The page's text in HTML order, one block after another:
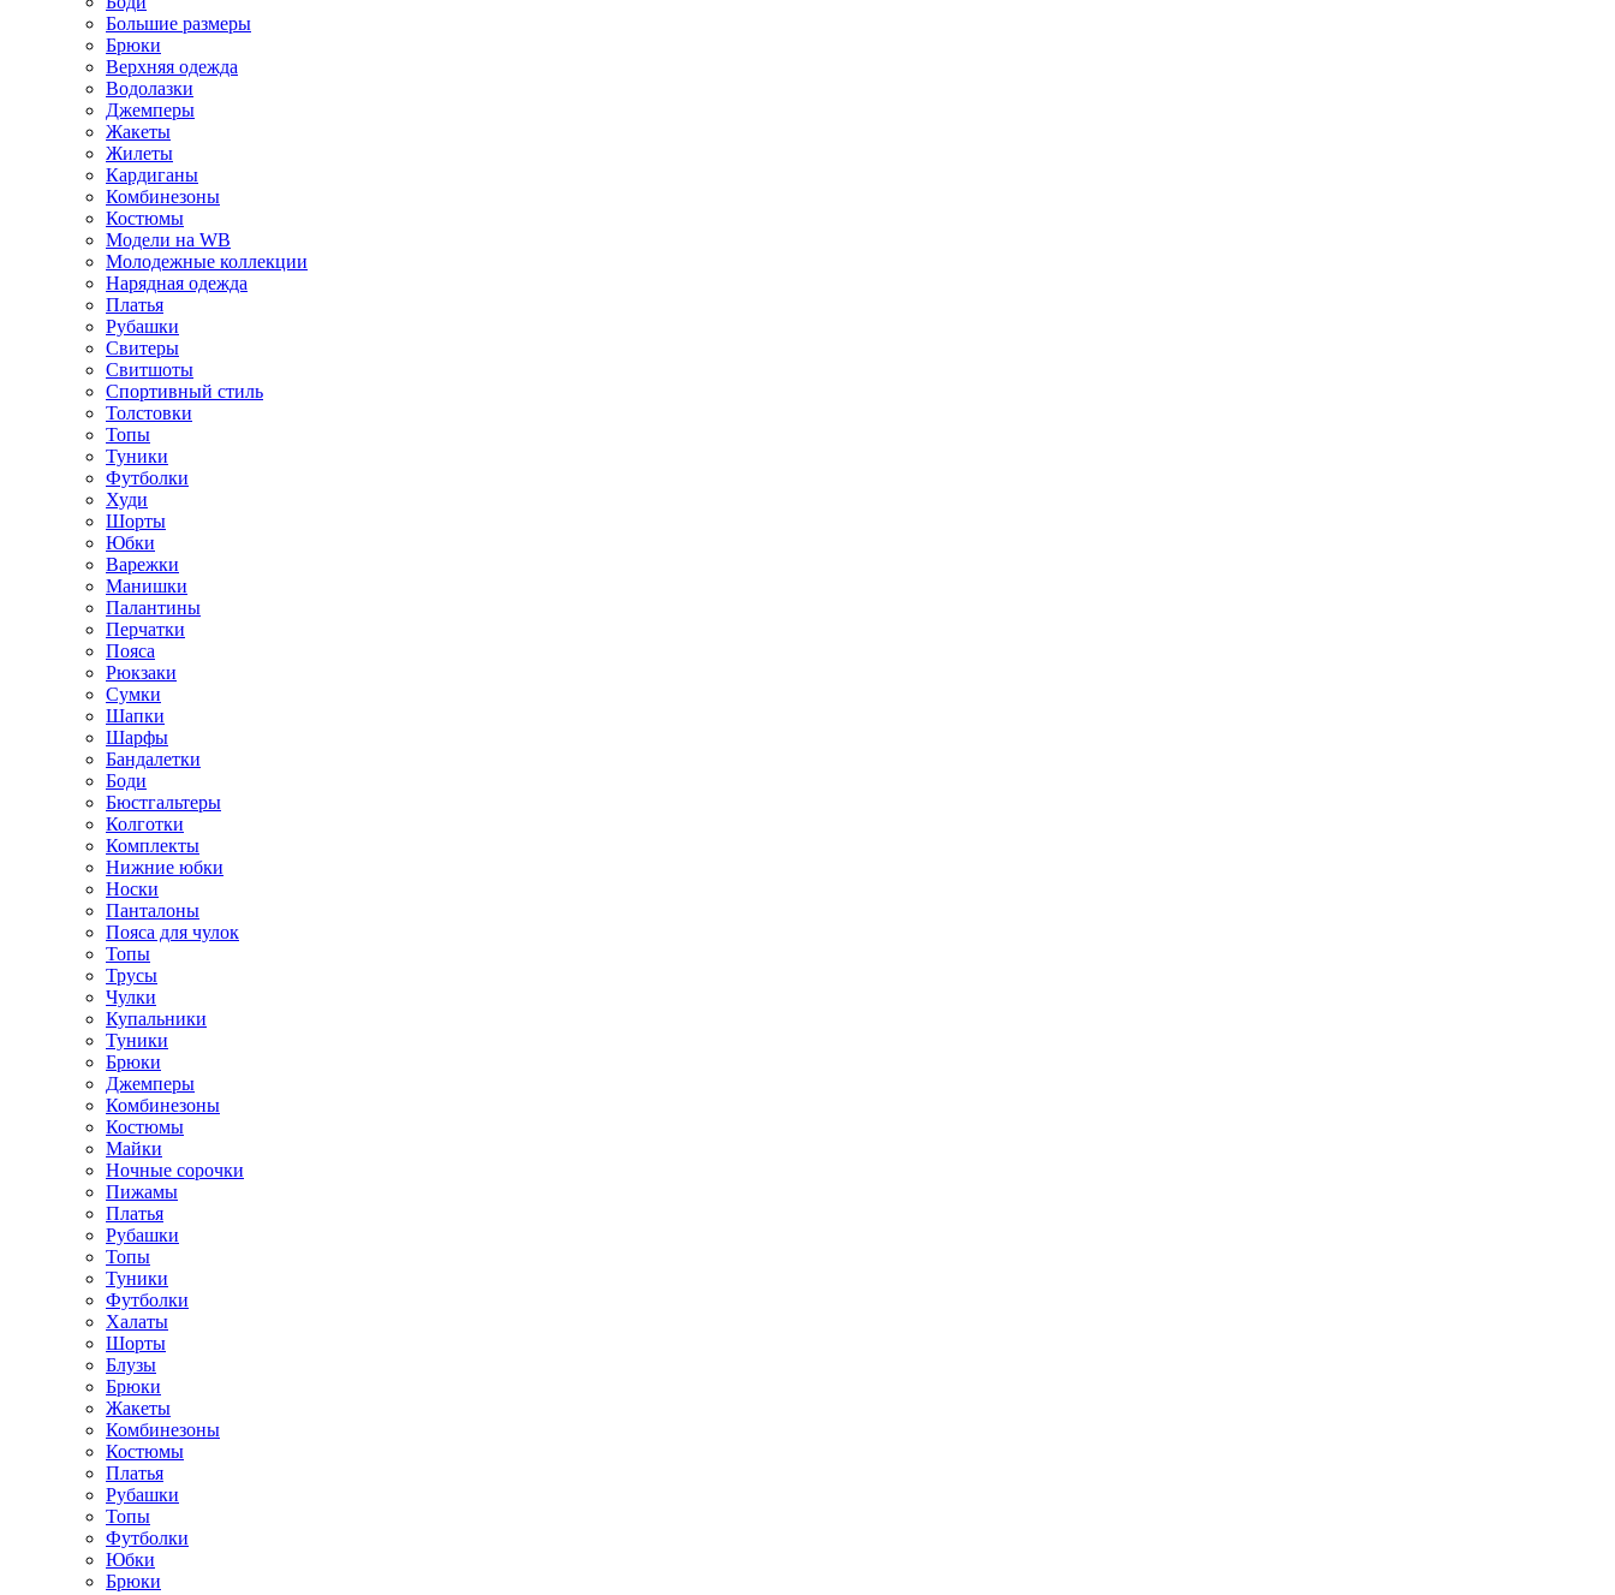
Большие размеры
Брюки
Верхняя одежда
Водолазки
Джемперы
Жакеты
Жилеты
Кардиганы
Комбинезоны
Костюмы
Модели на WB
Молодежные коллекции
Нарядная одежда
Платья
Рубашки
Свитеры
Свитшоты
Спортивный стиль
Толстовки
Топы
Туники
Футболки
Худи
Шорты
Юбки
Варежки
Манишки
Палантины
Перчатки
Пояса
Рюкзаки
Сумки
Шапки
Шарфы
Бандалетки
Боди
Бюстгальтеры
Колготки
Комплекты
Нижние юбки
Носки
Панталоны
Поясa для чулок
Топы
Трусы
Чулки
Купальники
Туники
Брюки
Джемперы
Комбинезоны
Костюмы
Майки
Ночные сорочки
Пижамы
Платья
Рубашки
Топы
Туники
Футболки
Халаты
Шорты
Блузы
Брюки
Жакеты
Комбинезоны
Костюмы
Платья
Рубашки
Топы
Футболки
Юбки
Брюки